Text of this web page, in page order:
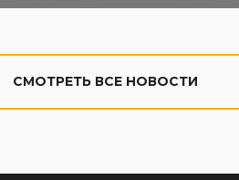
CМОТРЕТЬ ВСЕ НОВОСТИ